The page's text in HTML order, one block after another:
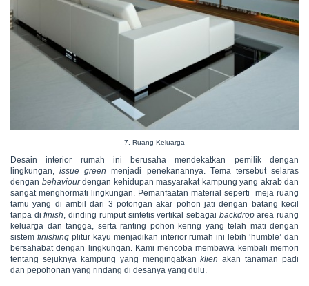
7. Ruang Keluarga
Desain interior rumah ini berusaha mendekatkan pemilik dengan
lingkungan,issue green menjadi penekanannya. Tema tersebut selaras
dengan behaviourdengan kehidupan masyarakat kampung yang akrab dan
sangat menghormati lingkungan. Pemanfaatan material seperti meja ruang
tamu yang di ambil dari 3 potongan akar pohon jati dengan batang kecil
tanpa difinish, dinding rumput sintetis vertikal sebagai backdroparea ruang
keluarga dan tangga, serta ranting pohon kering yang telah mati dengan
sistem finishingplitur kayu menjadikan interior rumah ini lebih ‘humble’ dan
bersahabat dengan lingkungan. Kami mencoba membawa kembali memori
tentang sejuknya kampung yang mengingatkanklienakan tanaman padi
dan pepohonan yang rindang di desanya yang dulu.